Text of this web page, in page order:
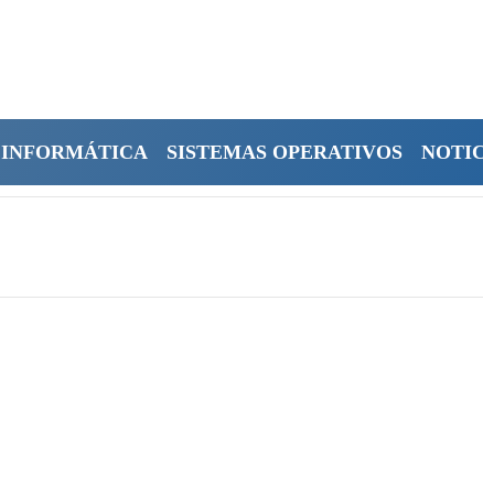
INFORMÁTICA SISTEMAS OPERATIVOS